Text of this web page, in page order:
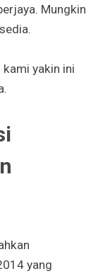
Mungkin
kami yakin ini
yang